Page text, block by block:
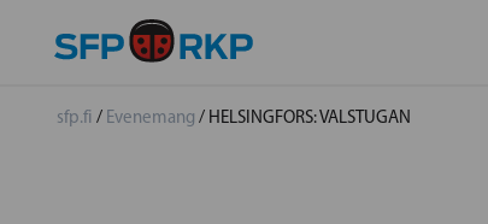
sfp.fi / Evenemang / HELSINGFORS: VALSTUGAN